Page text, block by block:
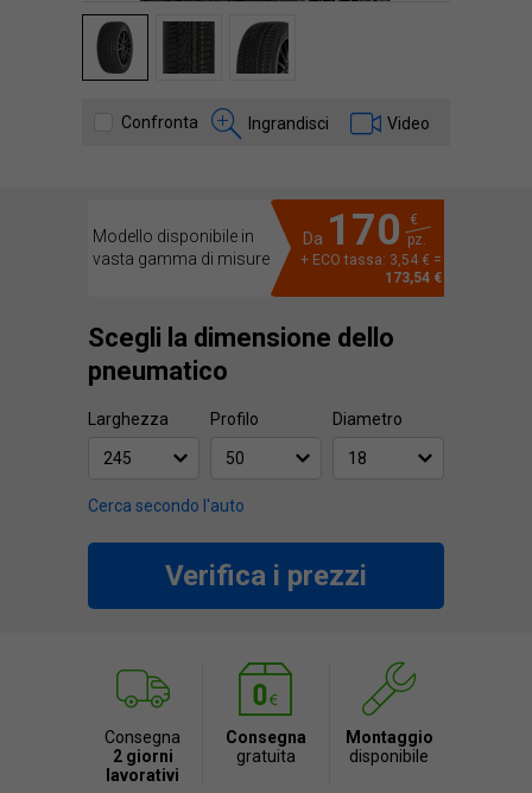
Confronta Ingrandisci Video
Modello disponibile in
vasta gamma di misure
Da 170
€
pz.
+ ECO tassa: 3,54 € =
173,54 €
Scegli la dimensione dello
pneumatico
Larghezza Profilo Diametro
Cerca secondo l'auto
Verifica i prezzi
Consegna
2 giorni
lavorativi
Consegna
gratuita
Montaggio
disponibile